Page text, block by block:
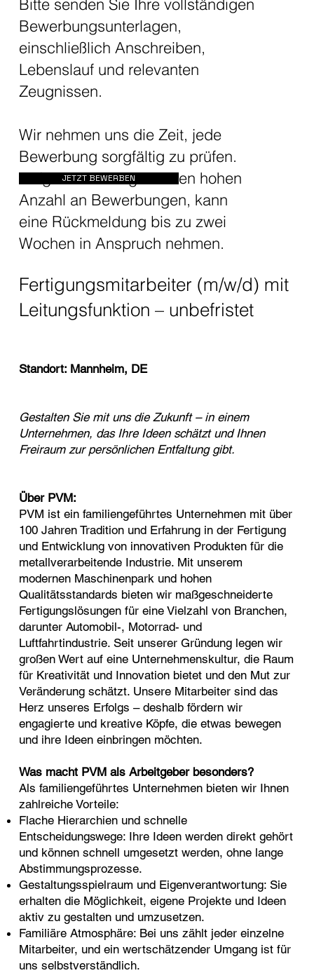
Bitte senden Sie Ihre vollständigen
Bewerbungsunterlagen,
einschließlich Anschreiben,
Lebenslauf und relevanten
Zeugnissen.
Wir nehmen uns die Zeit, jede
Bewerbung sorgfältig zu prüfen.
Aufgrund der allgemeinen hohen
Anzahl an Bewerbungen, kann
eine Rückmeldung bis zu zwei
Wochen in Anspruch nehmen.
JETZT BEWERBEN
Fertigungsmitarbeiter (m/w/d) mit
Leitungsfunktion – unbefristet
Standort: Mannheim, DE
Gestalten Sie mit uns die Zukunft – in einem
Unternehmen, das Ihre Ideen schätzt und Ihnen
Freiraum zur persönlichen Entfaltung gibt.
Über PVM:
PVM ist ein familiengeführtes Unternehmen mit über
100 Jahren Tradition und Erfahrung in der Fertigung
und Entwicklung von innovativen Produkten für die
metallverarbeitende Industrie. Mit unserem
modernen Maschinenpark und hohen
Qualitätsstandards bieten wir maßgeschneiderte
Fertigungslösungen für eine Vielzahl von Branchen,
darunter Automobil-, Motorrad- und
Luftfahrtindustrie. Seit unserer Gründung legen wir
großen Wert auf eine Unternehmenskultur, die Raum
für Kreativität und Innovation bietet und den Mut zur
Veränderung schätzt. Unsere Mitarbeiter sind das
Herz unseres Erfolgs – deshalb fördern wir
engagierte und kreative Köpfe, die etwas bewegen
und ihre Ideen einbringen möchten.
Was macht PVM als Arbeitgeber besonders?
Als familiengeführtes Unternehmen bieten wir Ihnen
zahlreiche Vorteile:
Flache Hierarchien und schnelle
Entscheidungswege: Ihre Ideen werden direkt gehört
und können schnell umgesetzt werden, ohne lange
Abstimmungsprozesse.
Gestaltungsspielraum und Eigenverantwortung: Sie
erhalten die Möglichkeit, eigene Projekte und Ideen
aktiv zu gestalten und umzusetzen.
Familiäre Atmosphäre: Bei uns zählt jeder einzelne
Mitarbeiter, und ein wertschätzender Umgang ist für
uns selbstverständlich.